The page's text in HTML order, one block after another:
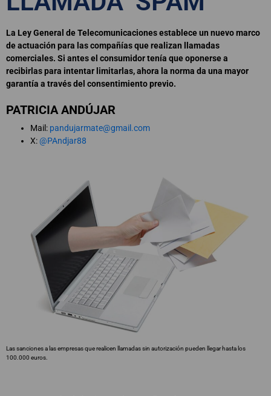
La Ley General de Telecomunicaciones establece un nuevo marco
de actuación para las compañías que realizan llamadas
comerciales. Si antes el consumidor tenía que oponerse a
recibirlas para intentar limitarlas, ahora la norma da una mayor
garantía a través del consentimiento previo.
PATRICIA ANDÚJAR
Mail: pandujarmate@gmail.com
X:@PAndjar88
Las sanciones a las empresas que realicen llamadas sin autorización pueden llegar hasta los
100.000 euros.